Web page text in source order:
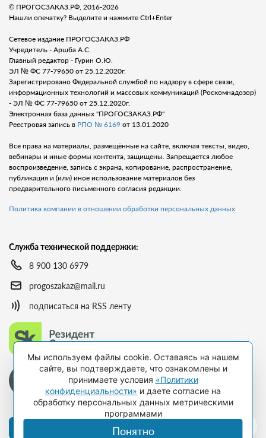
© ПРОГОСЗАКАЗ.РФ, 2016-2026
Нашли опечатку? Выделите и нажмите Ctrl+Enter
Сетевое издание ПРОГОСЗАКАЗ.РФ
Учредитель - Аршба А.С.
Главный редактор - Гурин О.Ю.
ЭЛ № ФС 77-79650 от 25.12.2020г.
Зарегистрировано Федеральной службой по надзору в сфере связи,
информационных технологий и массовых коммуникаций (Роскомнадозор)
- ЭЛ № ФС 77-79650 от 25.12.2020г.
Электронная база данных "ПРОГОСЗАКАЗ.РФ"
Реестровая запись в РПО № 6169 от 13.01.2020
Все права на материалы, размещённые на сайте, включая тексты, видео,
вебинары и иные формы контента, защищены. Запрещается любое
воспроизведение, запись с экрана, копирование, распространение,
публикация и (или) иное использование материалов без
предварительного письменного согласия редакции.
Политика компании в отношении обработки персональных данных
Служба технической поддержки:
8 900 130 6979
progoszakaz@mail.ru
подписаться на RSS ленту
Мы используем файлы cookie. Оставаясь на нашем
сайте, вы подтверждаете, что ознакомлены и
принимаете условия «Политики
конфиденциальности» и даете согласие на
обработку персональных данных метрическими
программами
Понятно